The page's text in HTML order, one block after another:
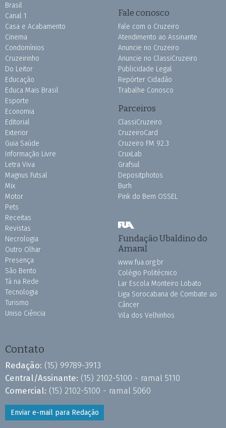
Brasil
Canal 1
Casa e Acabamento
Cinema
Condomínios
Cruzeirinho
Do Leitor
Educação
Educa Mais Brasil
Esporte
Economia
Editorial
Exterior
Guia Saúde
Informação Livre
Letra Viva
Magnus Futsal
Mix
Motor
Pets
Receitas
Revistas
Necrologia
Outro Olhar
Presença
São Bento
Tá na Rede
Tecnologia
Turismo
Uniso Ciência
Fale conosco
Fale com o Cruzeiro
Atendimento ao Assinante
Anuncie no Cruzeiro
Anuncie no ClassiCruzeiro
Publicidade Legal
Repórter Cidadão
Trabalhe Conosco
Parceiros
ClassiCruzeiro
CruzeiroCard
Cruzeiro FM 92.3
CruxLab
Grafsul
Depositphotos
Burh
Pink do Bem OSSEL
Fundação Ubaldino do
Amaral
www.fua.org.br
Colégio Politécnico
Lar Escola Monteiro Lobato
Liga Sorocabana de Combate ao
Câncer
Vila dos Velhinhos
Contato
Redação: (15) 99789-3913
Central/Assinante: (15) 2102-5100 - ramal 5110
Comercial: (15) 2102-5100 - ramal 5060
Enviar e-mail para Redação